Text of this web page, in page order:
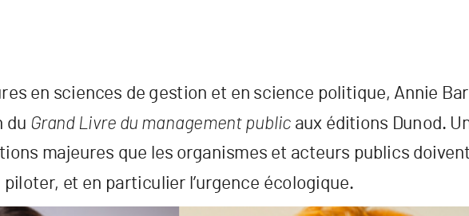
es en sciences de gestion et en science politique , Annie Bar
du Grand Livre du management public aux éditions Dunod .
majeures que les organismes et acteurs publics doiv
piloter, et en particulier l’urgence écologique